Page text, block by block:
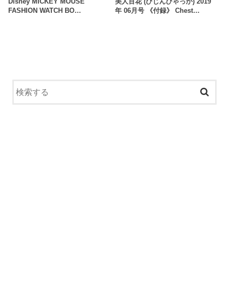
FASHION WATCH BO…
年 06月号 《付録》 Chest…